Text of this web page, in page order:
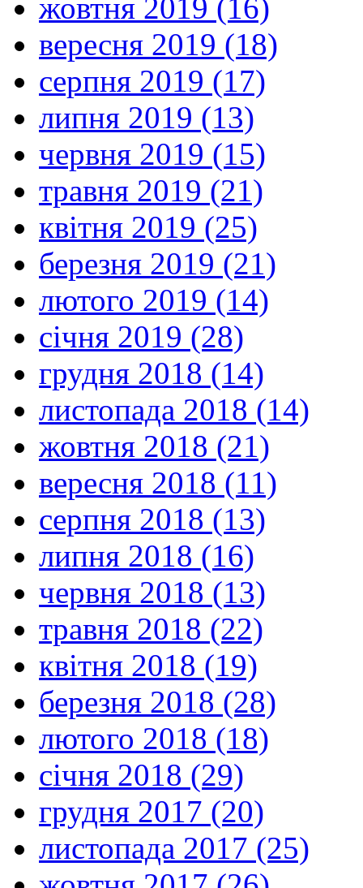
жовтня 2019 (16)
вересня 2019 (18)
серпня 2019 (17)
липня 2019 (13)
червня 2019 (15)
травня 2019 (21)
квітня 2019 (25)
березня 2019 (21)
лютого 2019 (14)
січня 2019 (28)
грудня 2018 (14)
листопада 2018 (14)
жовтня 2018 (21)
вересня 2018 (11)
серпня 2018 (13)
липня 2018 (16)
червня 2018 (13)
травня 2018 (22)
квітня 2018 (19)
березня 2018 (28)
лютого 2018 (18)
січня 2018 (29)
грудня 2017 (20)
листопада 2017 (25)